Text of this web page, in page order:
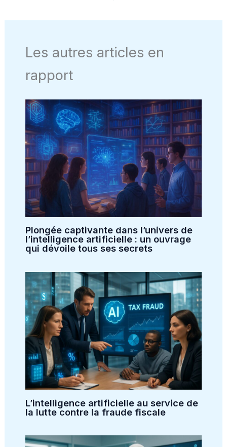
Les autres articles en
rapport
Plongée captivante dans l’univers de
l’intelligence artificielle : un ouvrage
qui dévoile tous ses secrets
L’intelligence artificielle au service de
la lutte contre la fraude fiscale